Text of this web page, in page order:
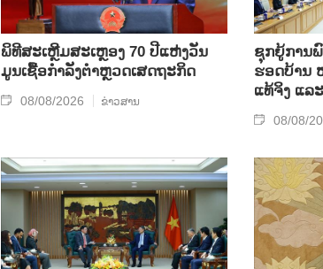
ພິທີສະເຫຼີມສະເຫຼອງ 70 ປີແຫ່ງວັນ
ມູນເຊື້ອກຳລັງຕຳຫຼວດເສດຖະກິດ
08/08/2026 ຂ່າວສານ
ຊຸກ​ຍູ້​ການ​
ຮອດ​ບ້ານ
ແທ້​ຈິງ ແລ
08/08/